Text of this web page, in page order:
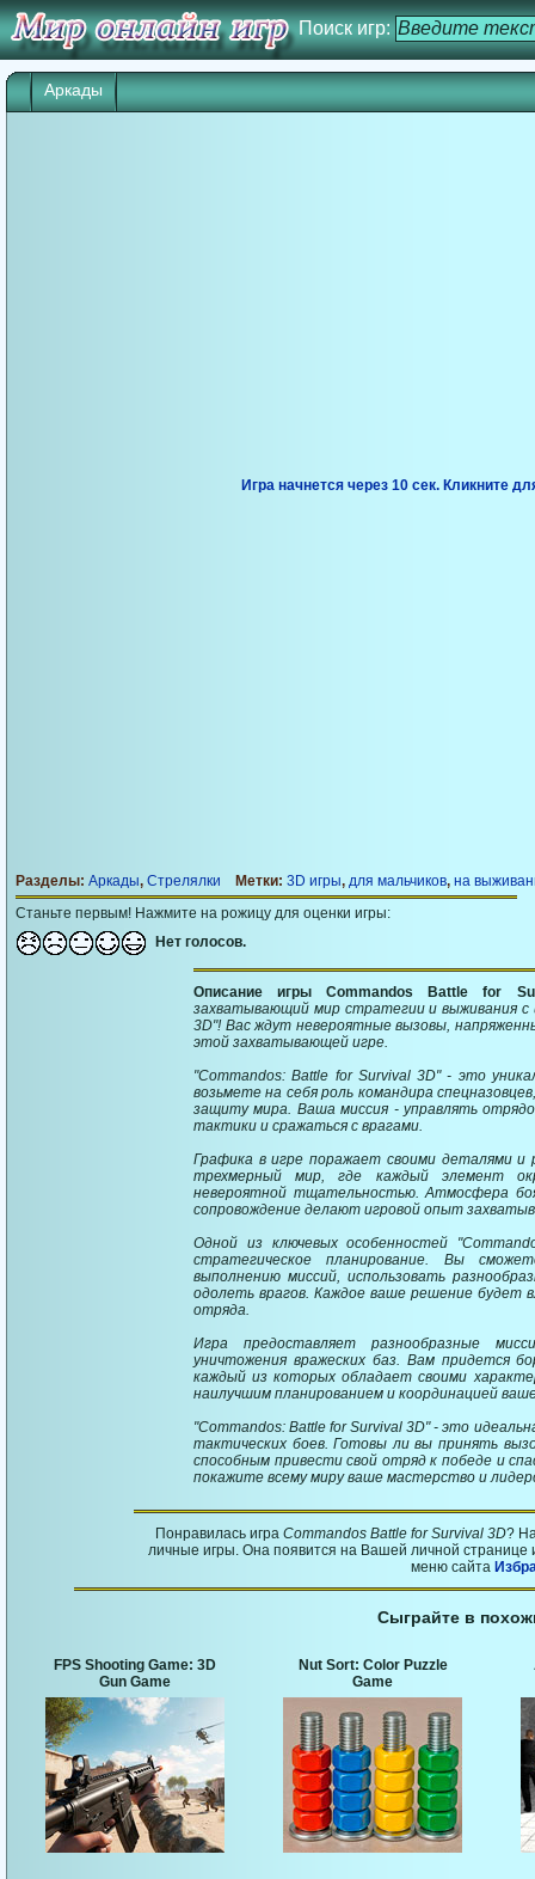
Поиск игр:
Аркады
Игра начнется через 8 сек. Кликните
Разделы: Аркады, Стрелялки Метки: 3D игры, для мальчиков, на
Станьте первым! Нажмите на рожицу для оценки игры:
Нет голосов.
Описание игры Commandos Battle for
захватывающий мир стратегии и выживания с
3D"! Вас ждут невероятные вызовы,
этой захватывающей игре.
"Commandos: Battle for Survival 3D" - это
возьмете на себя роль командира
защиту мира. Ваша миссия - управлять
тактики и сражаться с врагами.
Графика в игре поражает своими деталями
трехмерный мир, где каждый элемент
невероятной тщательностью. Атмосфера
сопровождение делают игровой опыт
Одной из ключевых особенностей
стратегическое планирование. Вы
выполнению миссий, использовать
одолеть врагов. Каждое ваше решение будет
отряда.
Игра предоставляет разнообразные
уничтожения вражеских баз. Вам придется
каждый из которых обладает своими
наилучшим планированием и координацией
"Commandos: Battle for Survival 3D" - это
тактических боев. Готовы ли вы принять
способным привести свой отряд к победе и
покажите всему миру ваше мастерство и
Понравилась игра Commandos Battle for Survival 3D?
личные игры. Она появится на Вашей личной странице
меню сайта
Сыграйте в
FPS Shooting Game: 3D
Gun Game
Nut Sort: Color Puzzle
Game